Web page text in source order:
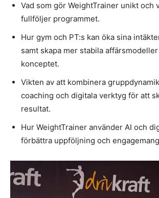
Vad som gör WeightTrainer unikt och
fullföljer programmet.
Hur gym och PT:s kan öka sina
samt skapa mer stabila
konceptet.
Vikten av att kombinera
coaching och digitala verktyg för att
resultat.
Hur WeightTrainer använder AI och
förbättra uppföljning och